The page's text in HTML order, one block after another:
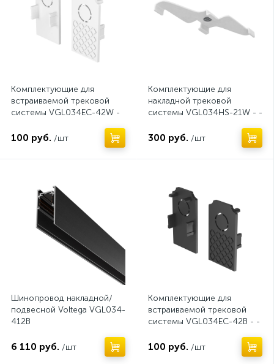
Комплектующие для
встраиваемой трековой
системы VGL034EC-42W -
100 руб. /шт
Комплектующие для
накладной трековой
системы VGL034HS-21W - -
300 руб. /шт
Шинопровод накладной/
подвесной Voltega VGL034-
412B
6 110 руб. /шт
Комплектующие для
встраиваемой трековой
системы VGL034EC-42B - -
100 руб. /шт